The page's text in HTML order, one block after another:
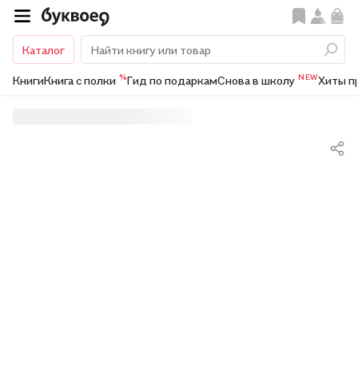
Каталог
КнигиКнига с полки %Гид по подаркамСнова в школу NEWХиты